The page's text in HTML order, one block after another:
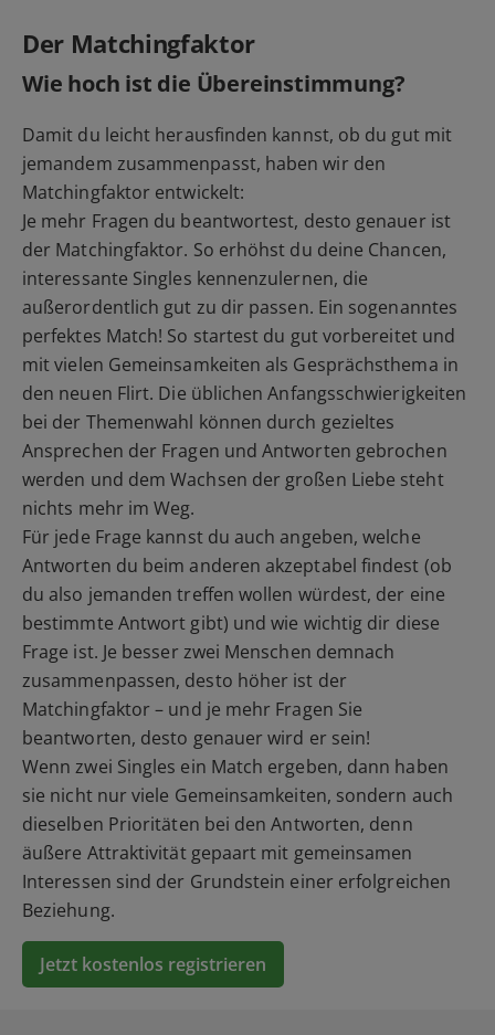
Der Matchingfaktor
Wie hoch ist die Übereinstimmung?
Damit du leicht herausfinden kannst, ob du gut mit
jemandem zusammenpasst, haben wir den
Matchingfaktor entwickelt:
Je mehr Fragen du beantwortest, desto genauer ist
der Matchingfaktor. So erhöhst du deine Chancen,
interessante Singles kennenzulernen, die
außerordentlich gut zu dir passen. Ein sogenanntes
perfektes Match! So startest du gut vorbereitet und
mit vielen Gemeinsamkeiten als Gesprächsthema in
den neuen Flirt. Die üblichen Anfangsschwierigkeiten
bei der Themenwahl können durch gezieltes
Ansprechen der Fragen und Antworten gebrochen
werden und dem Wachsen der großen Liebe steht
nichts mehr im Weg.
Für jede Frage kannst du auch angeben, welche
Antworten du beim anderen akzeptabel findest (ob
du also jemanden treffen wollen würdest, der eine
bestimmte Antwort gibt) und wie wichtig dir diese
Frage ist. Je besser zwei Menschen demnach
zusammenpassen, desto höher ist der
Matchingfaktor – und je mehr Fragen Sie
beantworten, desto genauer wird er sein!
Wenn zwei Singles ein Match ergeben, dann haben
sie nicht nur viele Gemeinsamkeiten, sondern auch
dieselben Prioritäten bei den Antworten, denn
äußere Attraktivität gepaart mit gemeinsamen
Interessen sind der Grundstein einer erfolgreichen
Beziehung.
Jetzt kostenlos registrieren